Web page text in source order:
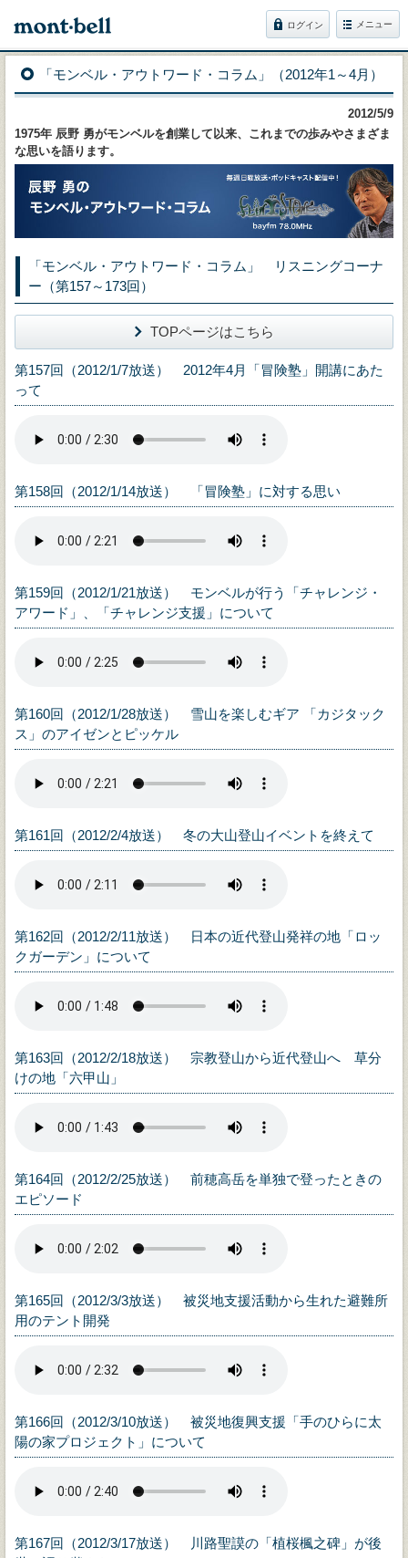
ログイン メニュー
「モンベル・アウトワード・コラム」（2012年1～4月）
2012/5/9
1975年 辰野 勇がモンベルを創業して以来、これまでの歩みやさまざま
な思いを語ります。
「モンベル・アウトワード・コラム」 リスニングコーナ
ー（第157～173回）
TOPページはこちら
第157回（2012/1/7放送） 2012年4月「冒険塾」開講にあた
って
第158回（2012/1/14放送） 「冒険塾」に対する思い
第159回（2012/1/21放送） モンベルが行う「チャレンジ・
アワード」、「チャレンジ支援」について
第160回（2012/1/28放送） 雪山を楽しむギア 「カジタック
ス」のアイゼンとピッケル
第161回（2012/2/4放送） 冬の大山登山イベントを終えて
第162回（2012/2/11放送） 日本の近代登山発祥の地「ロッ
クガーデン」について
第163回（2012/2/18放送） 宗教登山から近代登山へ 草分
けの地「六甲山」
第164回（2012/2/25放送） 前穂高岳を単独で登ったときの
エピソード
第165回（2012/3/3放送） 被災地支援活動から生れた避難所
用のテント開発
第166回（2012/3/10放送） 被災地復興支援「手のひらに太
陽の家プロジェクト」について
第167回（2012/3/17放送） 川路聖謨の「植桜楓之碑」が後